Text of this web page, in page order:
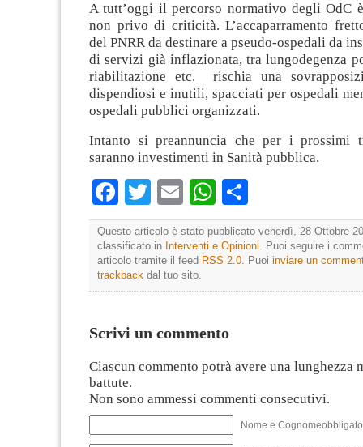
A tutt’oggi il percorso normativo degli OdC
non privo di criticità. L’accaparramento
del PNRR da destinare a pseudo-ospedali da
di servizi già inflazionata, tra lungodegenza
riabilitazione etc. rischia una
dispendiosi e inutili, spacciati per ospedali
ospedali pubblici organizzati.
Intanto si preannuncia che per i prossimi
saranno investimenti in Sanità pubblica.
Facebook
TwitterEmailWhatsApp
Questo articolo è stato pubblicato venerdì, 28 Ottobre
classificato in Interventi e Opinioni . Puoi seguire i
articolo tramite il feed RSS 2.0 . Puoi inviare un
trackback dal tuo sito.
Scrivi un commento
Ciascun commento potrà avere una lunghezza
battute.
Non sono ammessi commenti consecutivi.
Nome e